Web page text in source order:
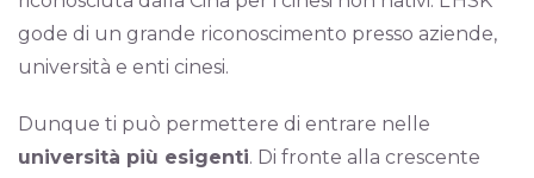
gode di un grande riconoscimento presso aziende,
università e enti cinesi.
Dunque ti può permettere di entrare nelle
università più esigenti. Di fronte alla crescente